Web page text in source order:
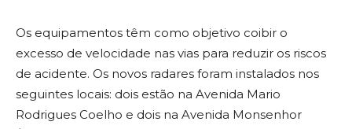
Os equipamentos têm como objetivo coibir o
excesso de velocidade nas vias para reduzir os riscos
de acidente. Os novos radares foram instalados nos
seguintes locais: dois estão na Avenida Mario
Rodrigues Coelho e dois na Avenida Monsenhor